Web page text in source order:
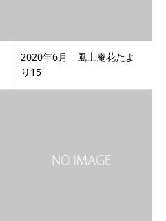
2020年6月 風土庵花たよ
り15